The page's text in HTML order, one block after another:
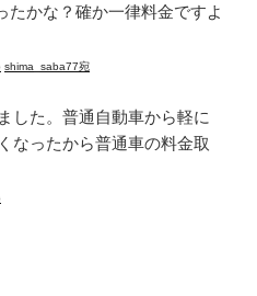
たかな？確か一律料金ですよ
shima_saba77宛
した。普通自動車から軽に
なったから普通車の料金取